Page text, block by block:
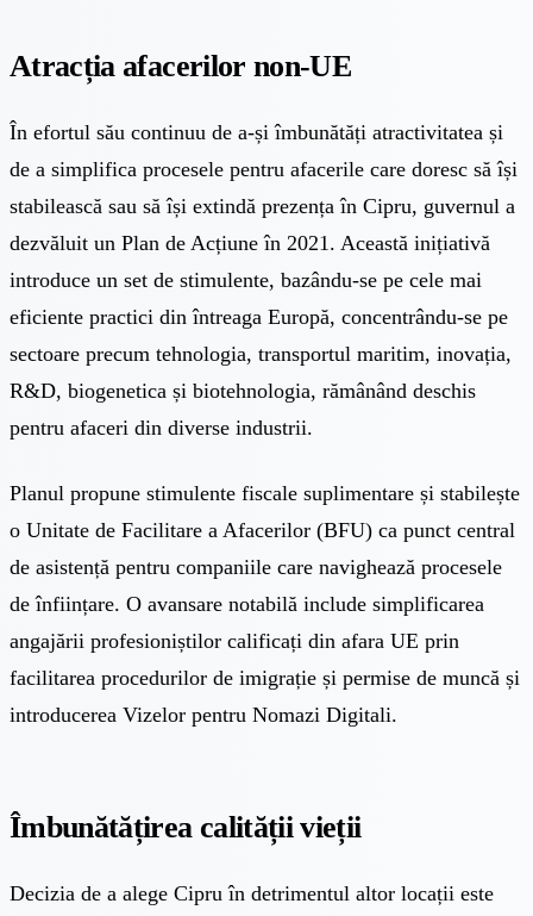
Atracția afacerilor non-UE
În efortul său continuu de a-și îmbunătăți atractivitatea și
de a simplifica procesele pentru afacerile care doresc să își
stabilească sau să își extindă prezența în Cipru, guvernul a
dezvăluit un Plan de Acțiune în 2021. Această inițiativă
introduce un set de stimulente, bazându-se pe cele mai
eficiente practici din întreaga Europă, concentrându-se pe
sectoare precum tehnologia, transportul maritim, inovația,
R&D, biogenetica și biotehnologia, rămânând deschis
pentru afaceri din diverse industrii.
Planul propune stimulente fiscale suplimentare și stabilește
o Unitate de Facilitare a Afacerilor (BFU) ca punct central
de asistență pentru companiile care navighează procesele
de înființare. O avansare notabilă include simplificarea
angajării profesioniștilor calificați din afara UE prin
facilitarea procedurilor de imigrație și permise de muncă și
introducerea Vizelor pentru Nomazi Digitali.
Îmbunătățirea calității vieții
Decizia de a alege Cipru în detrimentul altor locații este